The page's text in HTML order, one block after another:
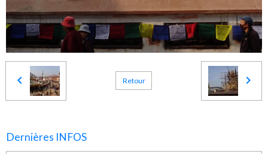
Retour
Dernières INFOS